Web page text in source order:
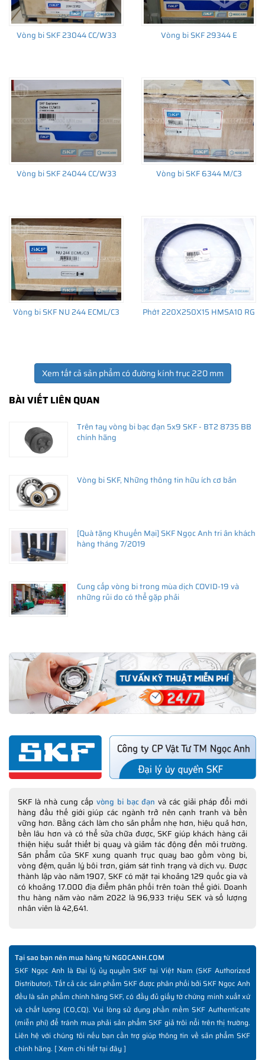
THÔNG TIN HỮU ÍCH
Vòng bi SKF chính hãng, Những lưu ý cơ bản trước khi mua hàng
•Xuất xứ vòng bi SKF chính hãng ở đâu?
Chất lượng vòng bi SKF chính hãng
Vòng bi SKF 23044 CC/W33 Vòng bi SKF 29344 E
Vòng bi SKF 24044 CC/W33 Vòng bi SKF 6344 M/C3
Vòng bi SKF NU 244 ECML/C3 Phớt 220X250X15 HMSA10 RG
Xem tất cả sản phẩm có đường kính trục 220 mm
BÀI VIẾT LIÊN QUAN
Trên tay vòng bi bạc đạn 5x9 SKF - BT2 8735 BB
chính hãng
Vòng bi SKF, Những thông tin hữu ích cơ bản
[Quà tặng Khuyến Mại] SKF Ngọc Anh tri ân khách
hàng tháng 7/2019
Cung cấp vòng bi trong mùa dịch COVID-19 và
những rủi do có thể gặp phải
SKF là nhà cung cấp vòng bi bạc đạn và các giải pháp đổi mới
hàng đầu thế giới giúp các ngành trở nên cạnh tranh và bền
vững hơn. Bằng cách làm cho sản phẩm nhẹ hơn, hiệu quả hơn,
bền lâu hơn và có thể sửa chữa được, SKF giúp khách hàng cải
thiện hiệu suất thiết bị quay và giảm tác động đến môi trường.
Sản phẩm của SKF xung quanh trục quay bao gồm vòng bi,
vòng đệm, quản lý bôi trơn, giám sát tình trạng và dịch vụ. Được
thành lập vào năm 1907, SKF có mặt tại khoảng 129 quốc gia và
có khoảng 17.000 địa điểm phân phối trên toàn thế giới. Doanh
thu hàng năm vào năm 2022 là 96,933 triệu SEK và số lượng
nhân viên là 42,641.
Tại sao bạn nên mua hàng từ NGOCANH.COM
SKF Ngọc Anh là Đại lý ủy quyền SKF tại Việt Nam (SKF Authorized
Distributor). Tất cả các sản phẩm SKF được phân phối bởi SKF Ngọc Anh
đều là sản phẩm chính hãng SKF, có đầy đủ giấy tờ chứng minh xuất xứ
và chất lượng (CO,CQ). Vui lòng sử dụng phần mềm SKF Authenticate
(miễn phí) để tránh mua phải sản phẩm SKF giả trôi nổi trên thị trường.
Liên hệ với chúng tôi nếu bạn cần trợ giúp thông tin về sản phẩm SKF
chính hãng. [Xem chi tiết tại đây]